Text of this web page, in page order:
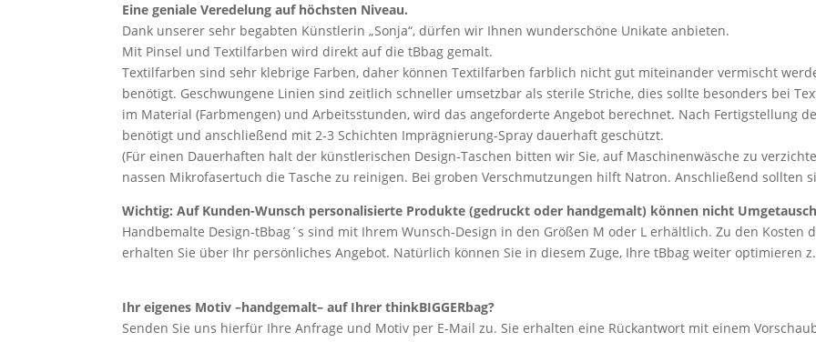
Eine geniale Veredelung auf höchsten Niveau.
Dank unserer sehr begabten Künstlerin „Sonja“, dürfen wir Ihnen wunderschöne Unikate anbieten.
Mit Pinsel und Textilfarben wird direkt auf die tBbag gemalt.
Textilfarben sind sehr klebrige Farben, daher können Textilfarben farblich nicht gut miteinander vermischt
benötigt. Geschwungene Linien sind zeitlich schneller umsetzbar als sterile Striche, dies sollte besonders bei
im Material (Farbmengen) und Arbeitsstunden, wird das angeforderte Angebot berechnet. Nach Fertigstellung
benötigt und anschließend mit 2-3 Schichten Imprägnierung-Spray dauerhaft geschützt.
(Für einen Dauerhaften halt der künstlerischen Design-Taschen bitten wir Sie, auf Maschinenwäsche zu
nassen Mikrofasertuch die Tasche zu reinigen. Bei groben Verschmutzungen hilft Natron. Anschließend sollten
Wichtig: Auf Kunden-Wunsch personalisierte Produkte (gedruckt oder handgemalt) können nicht
Handbemalte Design-tBbag´s sind mit Ihrem Wunsch-Design in den Größen M oder L erhältlich. Zu den Kosten
erhalten Sie über Ihr persönliches Angebot. Natürlich können Sie in diesem Zuge, Ihre tBbag weiter optimieren
Ihr eigenes Motiv –handgemalt– auf Ihrer thinkBIGGERbag?
Senden Sie uns hierfür Ihre Anfrage und Motiv per E-Mail zu. Sie erhalten eine Rückantwort mit einem